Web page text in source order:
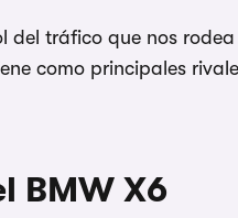
del tráfico que nos
como principales
BMW X6